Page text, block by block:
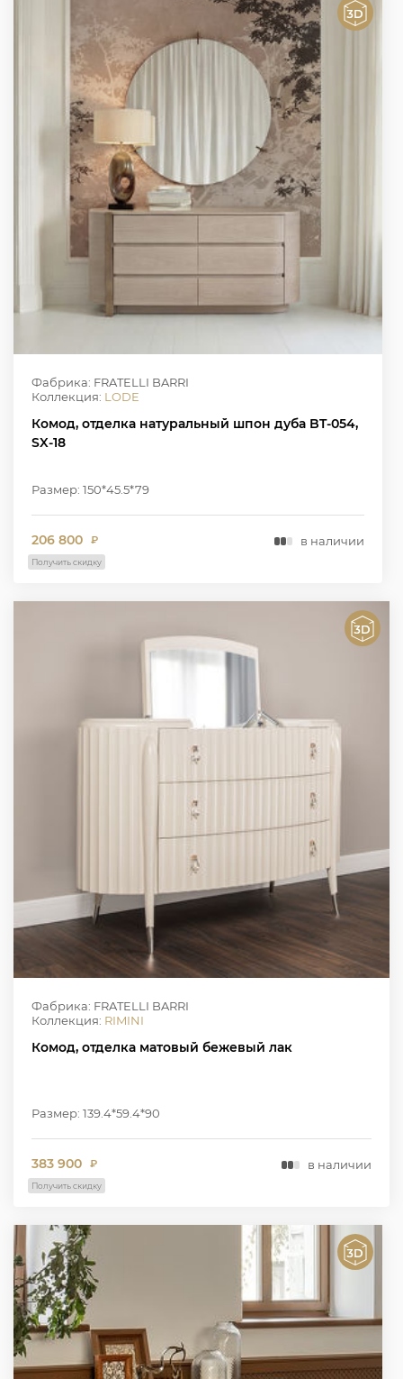
Фабрика: FRATELLI BARRI
Коллекция: LODE
Комод, отделка натуральный шпон дуба BT-054,
SX-18
Размер: 150*45.5*79
206 800 ₽ в наличии
Получить скидку
Фабрика: FRATELLI BARRI
Коллекция: RIMINI
Комод, отделка матовый бежевый лак
Размер: 139.4*59.4*90
383 900 ₽ в наличии
Получить скидку